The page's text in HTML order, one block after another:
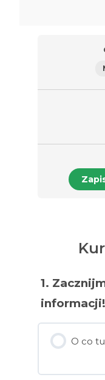
1.
informacji!
O co